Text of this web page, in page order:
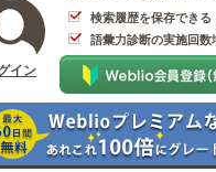
イン
検索履歴を保存できる
語彙力診断の実施回数